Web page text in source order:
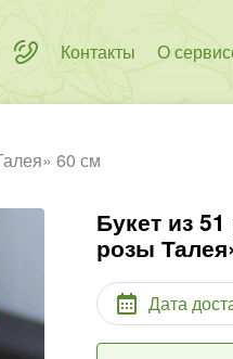
Контакты О
60 см
Букет из
розы
Дата